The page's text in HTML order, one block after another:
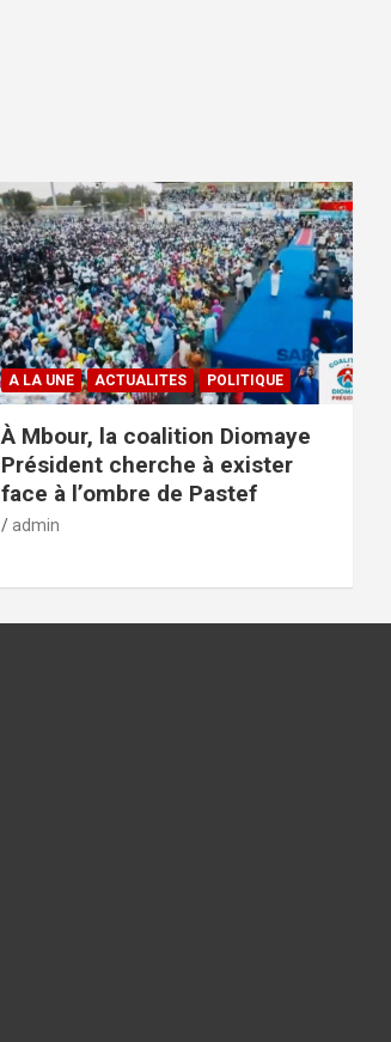
A LA UNE ACTUALITES POLITIQUE
À Mbour, la coalition Diomaye
Président cherche à exister
face à l’ombre de Pastef
admin